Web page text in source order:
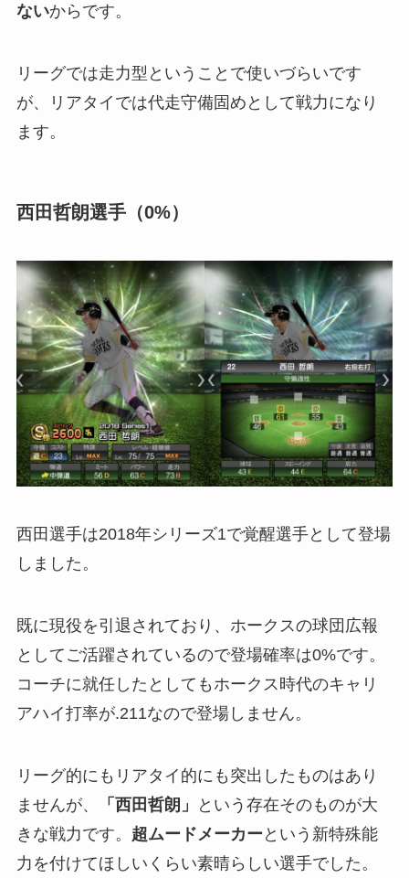
ないからです。
リーグでは走力型ということで使いづらいです
が、リアタイでは代走守備固めとして戦力になり
ます。
西田哲朗選手（0%）
西田選手は2018年シリーズ1で覚醒選手として登場
しました。
既に現役を引退されており、ホークスの球団広報
としてご活躍されているので登場確率は0%です。
コーチに就任したとしてもホークス時代のキャリ
アハイ打率が.211なので登場しません。
リーグ的にもリアタイ的にも突出したものはあり
ませんが、
「西田哲朗」
という存在そのものが大
きな戦力です。 超ムードメーカー という新特殊能
力を付けてほしいくらい素晴らしい選手でした。